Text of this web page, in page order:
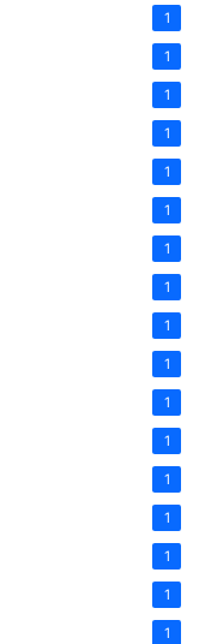
1
1
1
1
1
1
1
1
1
1
1
1
1
1
1
1
1